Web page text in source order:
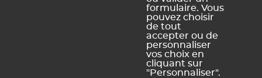
https://docs.index-education.com/docs_fr/fr-edt-
support-fiche-52-268-peut-on-recuperer-les-photos-de-l-
annee-derniere-en-attendant-le-passage-du-
photographe.php
formulaire. Vous
pouvez choisir
de tout
accepter ou de
personnaliser
vos choix en
cliquant sur
"Personnaliser".